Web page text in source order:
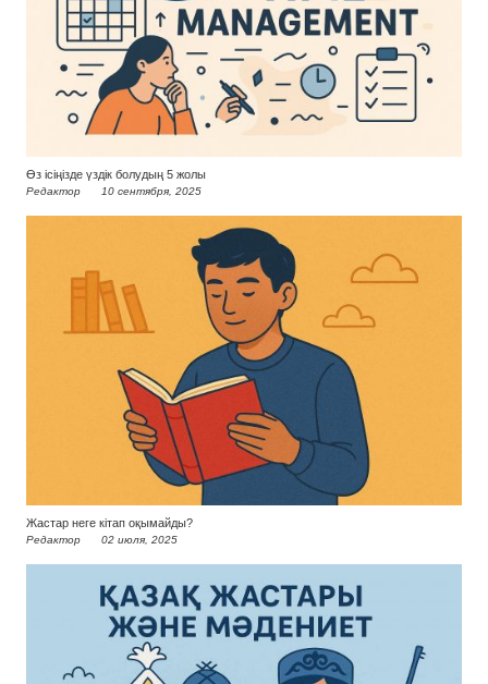
Өз ісіңізде үздік болудың 5 жолы
Редактор 10 сентября, 2025
Жастар неге кітап оқымайды?
Редактор 02 июля, 2025